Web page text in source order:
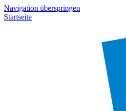
Navigation überspringen
Startseite